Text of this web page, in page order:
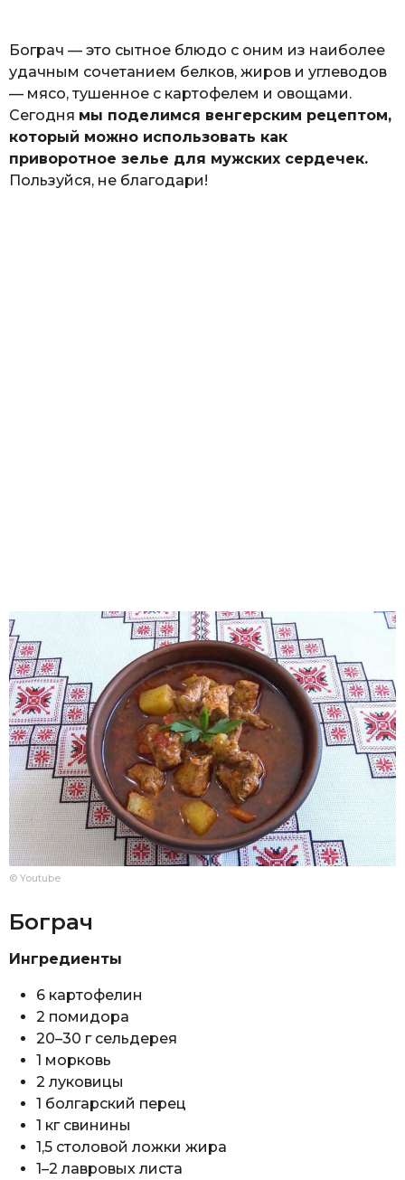
Бограч — это сытное блюдо с оним из наиболее
удачным сочетанием белков, жиров и углеводов
— мясо, тушенное с картофелем и овощами.
Сегодня мы поделимся венгерским рецептом,
который можно использовать как
приворотное зелье для мужских сердечек.
Пользуйся, не благодари!
© Youtube
Бограч
Ингредиенты
6 картофелин
2 помидора
20–30 г сельдерея
1 морковь
2 луковицы
1 болгарский перец
1 кг свинины
1,5 столовой ложки жира
1–2 лавровых листа